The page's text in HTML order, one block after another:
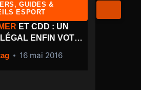
GUIDES &
ESPORT
ET CDD : UN
ENFIN VOTÉ
16 mai 2016